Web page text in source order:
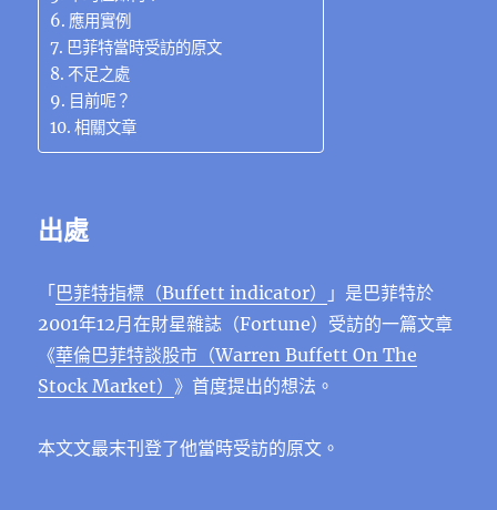
應用實例
巴菲特當時受訪的原文
不足之處
目前呢？
相關文章
出處
「巴菲特指標（Buffett indicator）
」是巴菲特於
2001年12月在財星雜誌（Fortune）受訪的一篇文章
《華倫巴菲特談股市（Warren Buffett On The
Stock Market）》首度提出的想法。
本文文最末刊登了他當時受訪的原文。